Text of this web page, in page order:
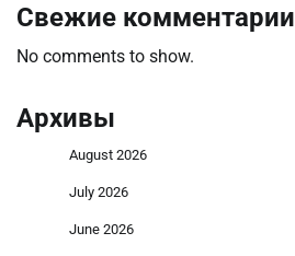
Свежие комментарии
No comments to show.
Архивы
August 2026
July 2026
June 2026